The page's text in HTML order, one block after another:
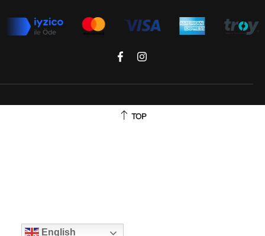
English
English
TOP
English
English